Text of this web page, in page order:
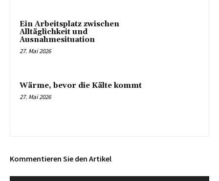
Ein Arbeitsplatz zwischen
Alltäglichkeit und
Ausnahmesituation
27. Mai 2026
Wärme, bevor die Kälte kommt
27. Mai 2026
Kommentieren Sie den Artikel